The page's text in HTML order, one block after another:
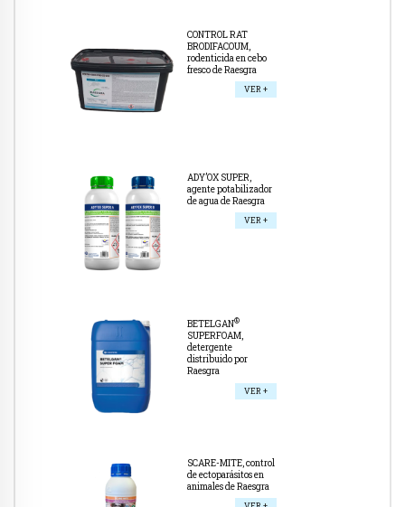
CONTROL RAT
BRODIFACOUM,
rodenticida en cebo
fresco de Raesgra
VER +
ADY’OX SUPER,
agente potabilizador
de agua de Raesgra
VER +
BETELGAN®
SUPERFOAM,
detergente
distribuido por
Raesgra
VER +
SCARE-MITE, control
de ectoparásitos en
animales de Raesgra